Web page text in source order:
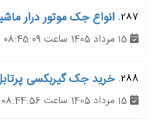
287. انواع جک موتور درار ماشین
288. خرید جک گیربکسی